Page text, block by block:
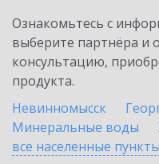
Ознакомьтесь с
выберите партнёра и
консультацию,
продукта.
Невинномысск
Минеральные воды
все населенные пункты